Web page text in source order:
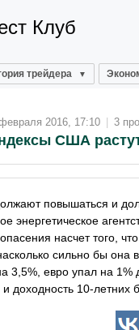
Клуб
трейдера
2016, 17:10 | 3
США
повышаться и
энергетическое
насчет того,
сильно бы
3,5%, евро упал на
доходность 10-летних